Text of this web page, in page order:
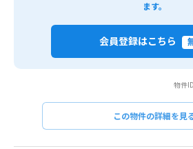
ます。
会員登録はこちら
物件
この物件の詳細を見